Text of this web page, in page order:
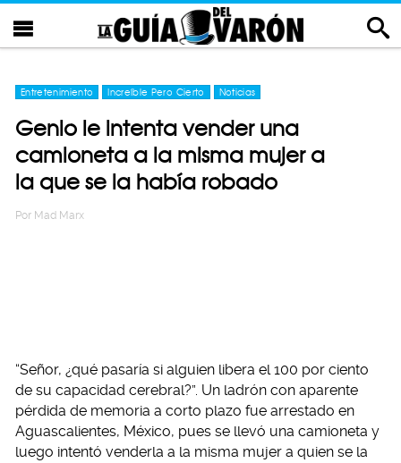
Entretenimiento Increíble Pero Cierto Noticias
Genio le intenta vender una
camioneta a la misma mujer a
la que se la había robado
Por Mad Marx
“Señor, ¿qué pasaría si alguien libera el 100 por ciento
de su capacidad cerebral?”. Un ladrón con aparente
pérdida de memoria a corto plazo fue arrestado en
Aguascalientes, México, pues se llevó una camioneta y
luego intentó venderla a la misma mujer a quien se la